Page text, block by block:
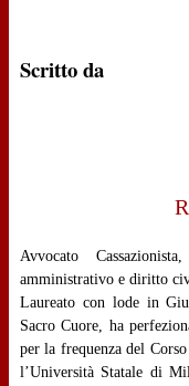
Scritto da
Avvocato
amministrativo e diritto
Laureato con lode in
Sacro Cuore, ha
per la frequenza del
l’Università Statale di